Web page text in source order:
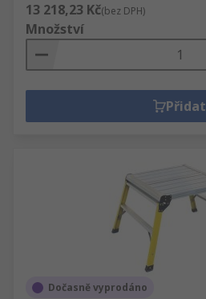
13 218,23 Kč(bez DPH)
Množství
Přidat
Dočasně vyprodáno